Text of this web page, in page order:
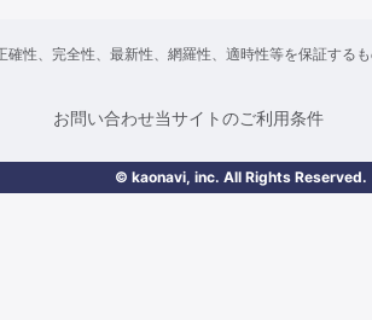
確性、完全性、最新性、網羅性、適時性等を保証する
お問い合わせ当サイトのご利用条件
© kaonavi, inc. All Rights Reserved.